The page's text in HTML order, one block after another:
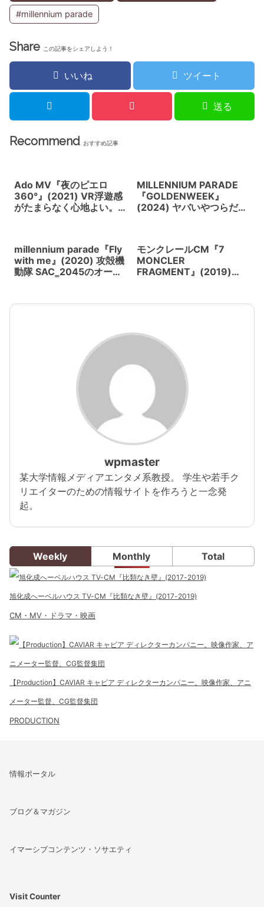
#millennium parade
Share この記事をシェアしよう！
いいね ツイート
送る
Recommend おすすめ記事
Ado MV『夜のピエロ
360°』(2021) VR浮遊感
がたまらなく心地よい。
MILLENNIUM PARADE
『GOLDENWEEK』
(2024) ヤバいやつらだ
millennium parade『Fly
with me』(2020) 攻殻機
動隊 SAC‗2045のオープ
モンクレールCM『7
MONCLER
FRAGMENT』(2019)
wpmaster
某大学情報メディアエンタメ系教授。 学生や若手ク
リエイターのための情報サイトを作ろうと一念発
起。
Weekly Monthly Total
旭化成へーベルハウス TV-CM『比類なき壁』(2017-2019)
CM・MV・ドラマ・映画
【Production】CAVIAR キャビア ディレクターカンパニー。映像作家、アニ
メーター監督、CG監督集団
PRODUCTION
情報ポータル
ブログ＆マガジン
イマーシブコンテンツ・ソサエティ
Visit Counter